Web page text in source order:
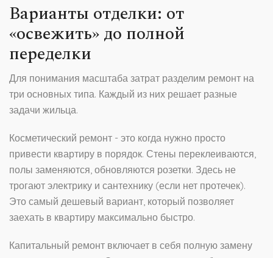
Варианты отделки: от
«освежить» до полной
переделки
Для понимания масштаба затрат разделим ремонт на
три основных типа. Каждый из них решает разные
задачи жильца.
Косметический ремонт - это когда нужно просто
привести квартиру в порядок. Стены переклеиваются,
полы заменяются, обновляются розетки. Здесь не
трогают электрику и сантехнику (если нет протечек).
Это самый дешевый вариант, который позволяет
заехать в квартиру максимально быстро.
Капитальный ремонт включает в себя полную замену